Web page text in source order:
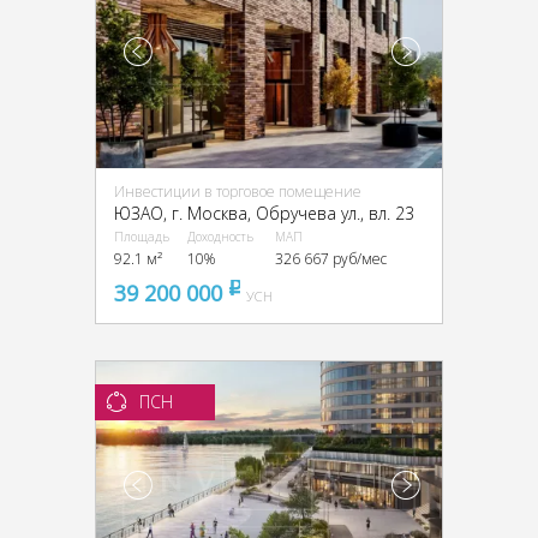
Инвестиции в торговое помещение
ЮЗАО, г. Москва, Обручева ул., вл. 23
Площадь
92.1 м²
Доходность
10%
МАП
326 667 руб/мес
39 200 000 pуб
УСН
ПСН